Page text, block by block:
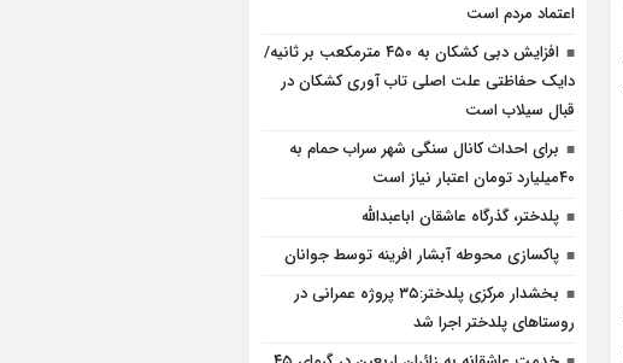
اعتماد مردم است
افزایش دبی کشکان به ۴۵۰ مترمکعب بر ثانیه/
دایک حفاظتی علت اصلی تاب آوری کشکان در
قبال سیلاب است
برای احداث کانال سنگی شهر سراب حمام به
۴۰میلیارد تومان اعتبار نیاز است
پلدختر، گذرگاه عاشقان اباعبدالله
پاکسازی محوطه آبشار افرینه توسط جوانان
بخشدار مرکزی پلدختر:۳۵ پروژه عمرانی در
روستاهای پلدختر اجرا شد